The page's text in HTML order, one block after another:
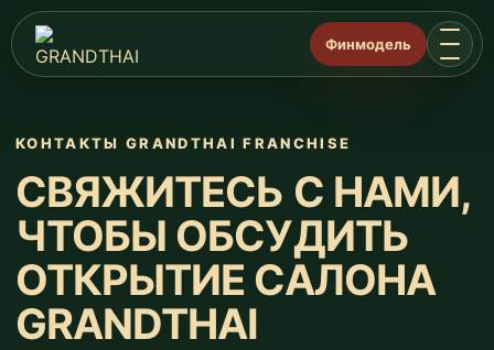
Финмодель
КОНТАКТЫ GRANDTHAI FRANCHISE
СВЯЖИТЕСЬ С НАМИ,
ЧТОБЫ ОБСУДИТЬ
ОТКРЫТИЕ САЛОНА
GRANDTHAI